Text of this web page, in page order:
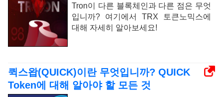
Tron이 다른 블록체인과 다른 점은 무엇
입니까? 여기에서 TRX 토큰노믹스에
대해 자세히 알아보세요!
퀵스왑(QUICK)이란 무엇입니까? QUICK
Token에 대해 알아야 할 모든 것